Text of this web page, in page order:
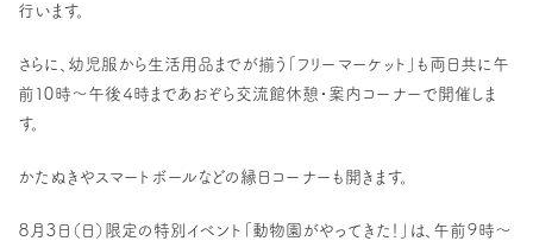
行います。
さらに、幼児服から生活用品までが揃う「フリーマーケット」も両日共に午
前１０時～午後４時まであおぞら交流館休憩・案内コーナーで開催しま
す。
かたぬきやスマートボールなどの縁日コーナーも開きます。
８月３日（日）限定の特別イベント「動物園がやってきた！」は、午前９時～